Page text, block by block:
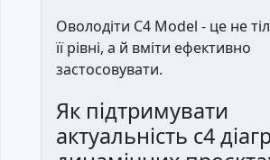
Оволодіти C4 Model - це не
її рівні, а й вміти ефективно
застосовувати.
Як підтримувати
актуальність c4